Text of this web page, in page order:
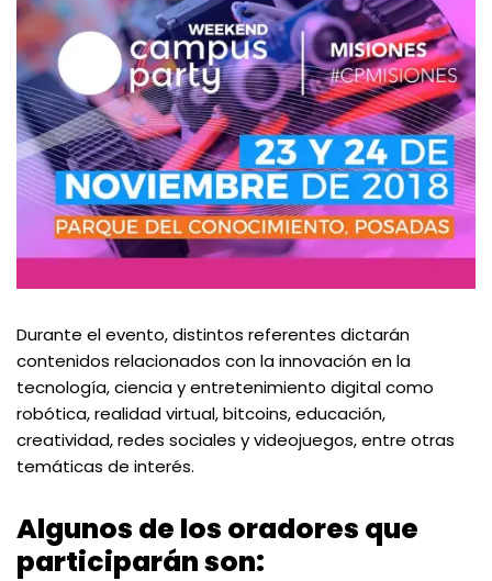
Durante el evento, distintos referentes dictarán
contenidos relacionados con la innovación en la
tecnología, ciencia y entretenimiento digital como
robótica, realidad virtual, bitcoins, educación,
creatividad, redes sociales y videojuegos, entre otras
temáticas de interés.
Algunos de los oradores que
participarán son: